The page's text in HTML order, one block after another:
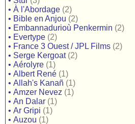
• À l'Abordage (2)
• Bible en Anjou (2)
• Embannadurioù Penkermin (2)
• Evertype (2)
• France 3 Ouest / JPL Films (2)
• Serge Kergoat (2)
• Aérolyre (1)
• Albert René (1)
• Allah's Kanañ (1)
• Amzer Nevez (1)
• An Dalar (1)
• Ar Gripi (1)
• Auzou (1)